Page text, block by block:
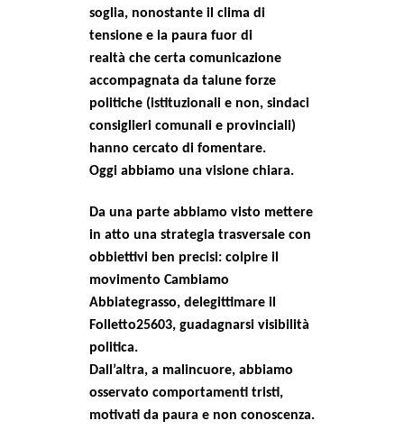
soglia, nonostante il clima di
tensione e la paura fuor di
realtà che certa comunicazione
accompagnata da talune forze
politiche (istituzionali e non, sindaci
consiglieri comunali e provinciali)
hanno cercato di fomentare.
Oggi abbiamo una visione chiara.
Da una parte abbiamo visto mettere
in atto una strategia trasversale con
obbiettivi ben precisi: colpire il
movimento Cambiamo
Abbiategrasso, delegittimare il
Folletto25603, guadagnarsi visibilità
politica.
Dall’altra, a malincuore, abbiamo
osservato comportamenti tristi,
motivati da paura e non conoscenza.